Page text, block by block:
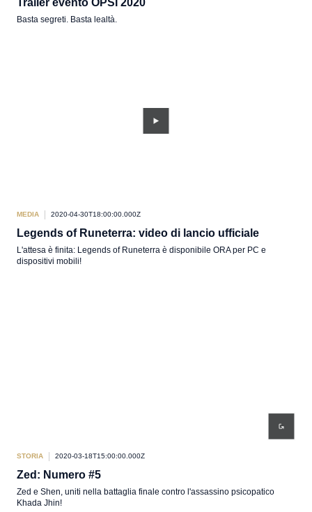
Trailer evento OPSI 2020
Basta segreti. Basta lealtà.
MEDIA 2020-04-30T18:00:00.000Z
Legends of Runeterra: video di lancio ufficiale
L'attesa è finita: Legends of Runeterra è disponibile ORA per PC e
dispositivi mobili!
STORIA 2020-03-18T15:00:00.000Z
Zed: Numero #5
Zed e Shen, uniti nella battaglia finale contro l'assassino psicopatico
Khada Jhin!